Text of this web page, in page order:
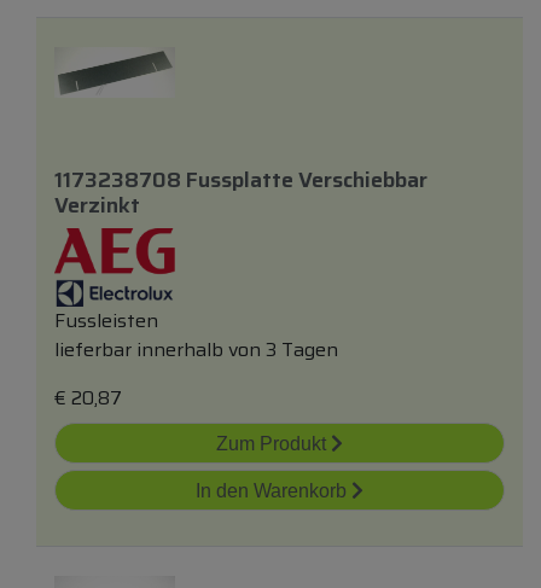
1173238708 Fussplatte Verschiebbar
Verzinkt
Fussleisten
lieferbar innerhalb von 3 Tagen
€ 20,87
Zum Produkt
In den Warenkorb